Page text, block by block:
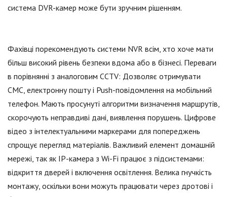
система DVR-камер може бути зручним рішенням.
Фахівці порекомендують системи NVR всім, хто хоче мати
більш високий рівень безпеки вдома або в бізнесі. Переваги
в порівнянні з аналоговим CCTV: Дозволяє отримувати
СМС, електронну пошту і Push-повідомлення на мобільний
телефон. Мають просунуті алгоритми визначення маршрутів,
скорочують неправдиві дані, виявлення порушень. Цифрове
відео з інтелектуальними маркерами для попереджень
спрощує перегляд матеріалів. Важливий елемент домашній
мережі, так як IP-камера з Wi-Fi працює з підсистемами:
відкриття дверей і включення освітлення. Велика гнучкість
монтажу, оскільки вони можуть працювати через дротові і